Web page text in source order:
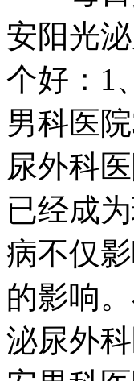
安阳光
个好：1
男科医
尿外科
已经成
病不仅
的影响
泌尿外